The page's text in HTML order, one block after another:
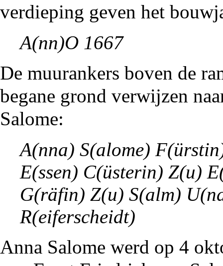
verdieping geven het
A(nn)O 1667
De muurankers boven de
begane grond verwijzen
Salome:
A(nna) S(alome)
E(ssen) C(üsterin) Z(u)
G(räfin) Z(u) S(alm)
R(eiferscheidt)
Anna Salome werd op 4